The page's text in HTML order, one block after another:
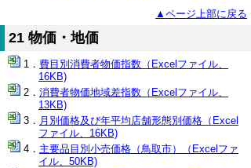
▲ページ上部に戻る
21 物価・地価
費目別消費者物価指数（Excelファイル、
16KB)
消費者物価地域差指数（Excelファイル、
13KB)
月別価格及び年平均店舗形態別価格（Excel
ファイル、16KB)
主要品目別小売価格（鳥取市）（Excelファ
イル、50KB)